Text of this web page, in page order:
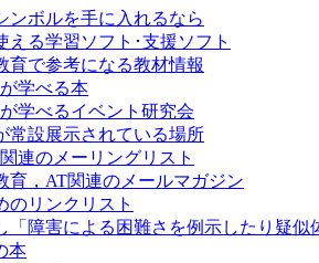
ンボルを手に入れるなら
える学習ソフト･支援ソフト
育で参考になる教材情報
学べる本
学べるイベント研究会
常設展示されている場所
連のメーリングリスト
育，AT関連のメールマガジン
のリンクリスト
「障害による困難さを例示したり疑似
本